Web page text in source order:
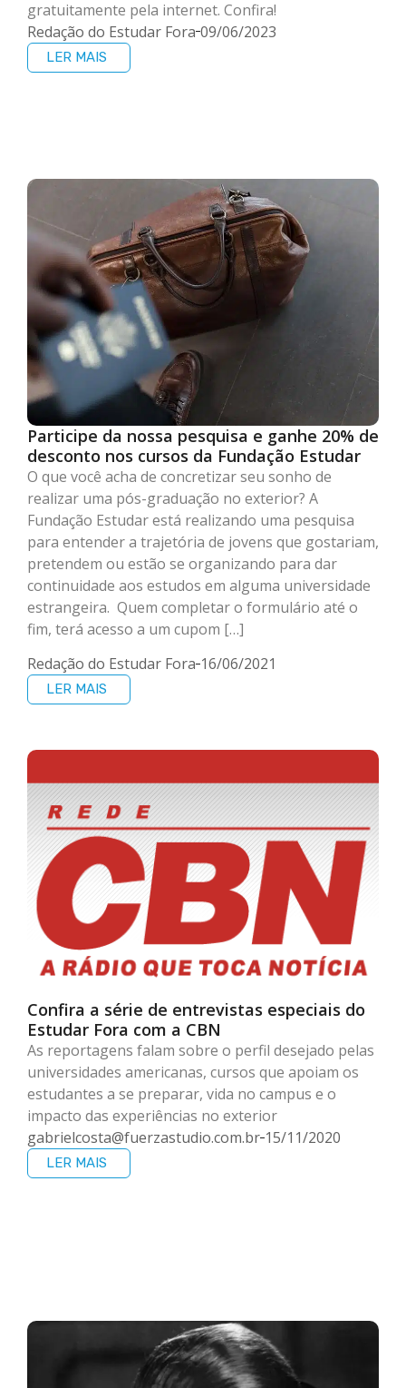
gratuitamente pela internet. Confira!
Redação do Estudar Fora 09/06/2023
LER MAIS
Participe da nossa pesquisa e ganhe 20% de
desconto nos cursos da Fundação Estudar
O que você acha de concretizar seu sonho de
realizar uma pós-graduação no exterior? A
Fundação Estudar está realizando uma pesquisa
para entender a trajetória de jovens que gostariam,
pretendem ou estão se organizando para dar
continuidade aos estudos em alguma universidade
estrangeira. Quem completar o formulário até o
fim, terá acesso a um cupom […]
Redação do Estudar Fora 16/06/2021
LER MAIS
Confira a série de entrevistas especiais do
Estudar Fora com a CBN
As reportagens falam sobre o perfil desejado pelas
universidades americanas, cursos que apoiam os
estudantes a se preparar, vida no campus e o
impacto das experiências no exterior
gabrielcosta@fuerzastudio.com.br 15/11/2020
LER MAIS